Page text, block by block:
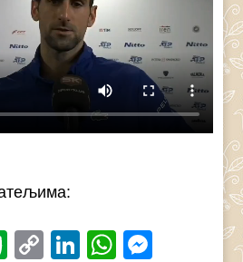
Evernote
CopyLinkedIn